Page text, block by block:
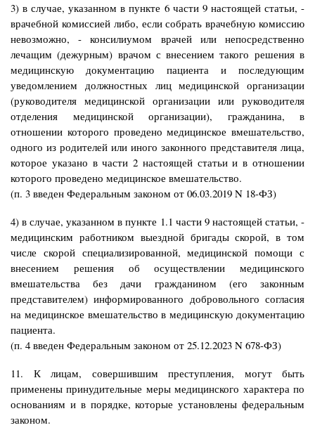
3) в случае, указанном в пункте 6 части 9 настоящей статьи, -
врачебной комиссией либо, если собрать врачебную комиссию
невозможно, - консилиумом врачей или непосредственно
лечащим (дежурным) врачом с внесением такого решения в
медицинскую документацию пациента и последующим
уведомлением должностных лиц медицинской организации
(руководителя медицинской организации или руководителя
отделения медицинской организации), гражданина, в
отношении которого проведено медицинское вмешательство,
одного из родителей или иного законного представителя лица,
которое указано в части 2 настоящей статьи и в отношении
которого проведено медицинское вмешательство.
(п. 3 введен Федеральным законом от 06.03.2019 N 18-ФЗ)
4) в случае, указанном в пункте 1.1 части 9 настоящей статьи, -
медицинским работником выездной бригады скорой, в том
числе скорой специализированной, медицинской помощи с
внесением решения об осуществлении медицинского
вмешательства без дачи гражданином (его законным
представителем) информированного добровольного согласия
на медицинское вмешательство в медицинскую документацию
пациента.
(п. 4 введен Федеральным законом от 25.12.2023 N 678-ФЗ)
11. К лицам, совершившим преступления, могут быть
применены принудительные меры медицинского характера по
основаниям и в порядке, которые установлены федеральным
законом.